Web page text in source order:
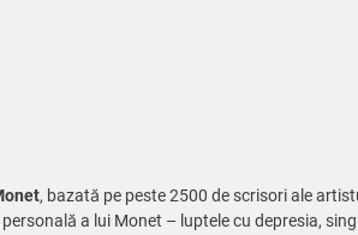
, bazată pe peste 2500 de scrisori ale
a lui Monet – luptele cu depresia,